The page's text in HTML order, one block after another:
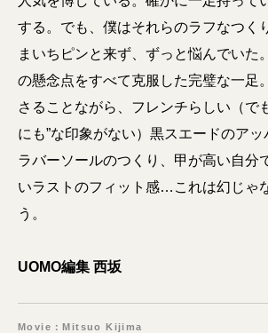
する。でも、僕はそれらのラフなつく
まいちピンと来ず、ずっと悩んでいた
の懸念点をすべて克服した完璧な一足
さることながら、フレンチらしい（で
にも”な印象がない）黒スエードのア
ラバーソールのつくり、甲が高い自分
いラストのフィット感…これは幻じゃ
う。
UOMO編集 西坂
Movie：Mitsuo Kijima